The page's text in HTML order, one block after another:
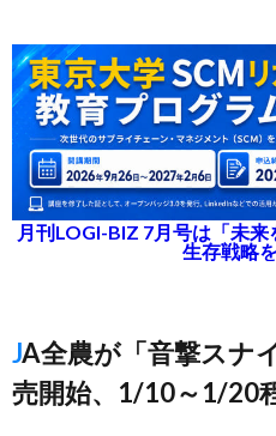
月刊LOGI-BIZ 7月号は「未
生存戦略
JA全農が「音撃スナイパー」のテスト販
売開始、1/10～1/20